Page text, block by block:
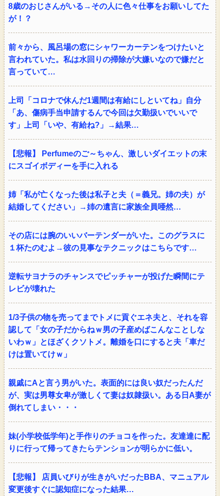
8歳のおじさんがいる→その人に色々仕事をお願いしてた
が！？
前々から、風呂場の窓にシャワーカーテンをつけたいと
言われていた。私は水回りの掃除が大嫌いなので嫌だと
言っていて…
上司「コロナで休んだ1週間は有給にしといてね」自分
「あ、傷病手当申請するんで今回は欠勤扱いでいいで
す」上司「いや、有給ね?」→結果…
【悲報】 Perfumeのご～ちゃん、激しいダイエットの末
にスゴイボディーを手に入れる
姉「私が亡くなった後は私子と夫（＝義兄。姉の夫）が
結婚してください」→姉の遺言に家族全員唖然…
その店には腕のいいバーテンダーがいた。このグラスに
１杯たのむよ→彼の見事なテクニックはこちらです…
逆転サヨナラのチャンスでピッチャーが投げた瞬間にテ
レビが壊れた
1/3子供の物を売ってまでトメに貢ぐエネ夫と、それを容
認して「女の子だからねｗ男の子産めばこんなことしな
いわｗ」とほざくクソトメ。離婚を口にすると夫「車だ
けは置いてけｗ」
親戚にAと言う男がいた。表面的には良い奴だったんだ
が、実は男尊女卑が激しくて妻は奴隷扱い。ある日A妻が
倒れてしまい・・・
妹(小学校低学年)と手作りのチョコを作った。友達達に配
りに行って帰ってきたらテンションが明らかに低い。
【悲報】 店員いびりが生きがいだったBBA、マニュアル
変更後すぐに認知症になった結果…